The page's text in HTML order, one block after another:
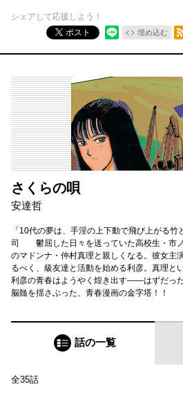
シェアして応援しよう！
ポスト
埋め込む
RSSフ
さくらの唄
安達哲
「10代の夢は、手淫の上下動で飛び上がる
司 鬱屈した日々を送っていた高校生・市
のマドンナ・仲村真理と親しくなる。彼女主
るべく、級友達と活動を始める利彦。真理と
利彦の青春はようやく煌き出す――はずだっ
脳髄を揺さぶった、青春漫画の金字塔！！
話の一覧
全35話